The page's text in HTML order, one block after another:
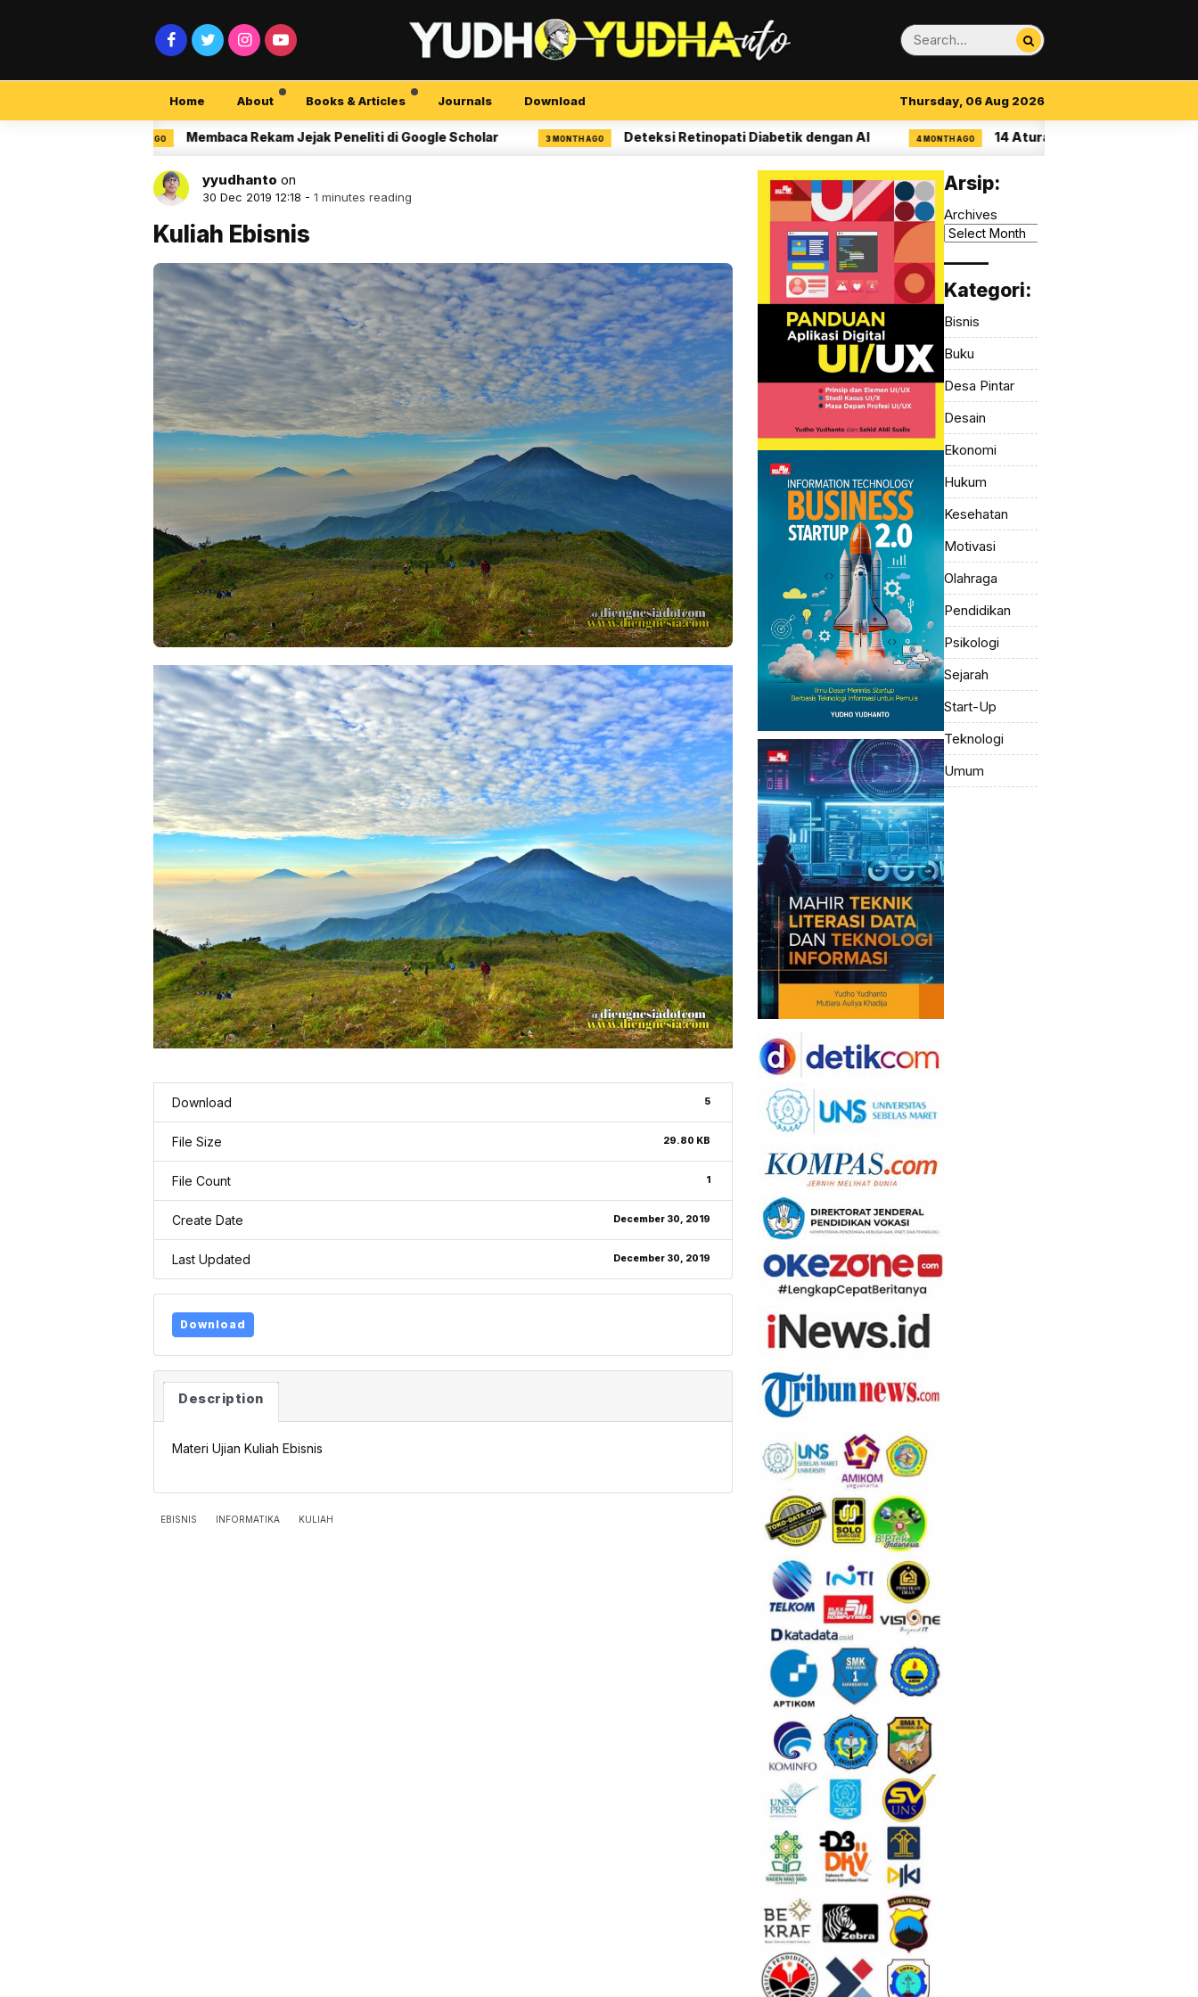
Home About Books & Articles Journals Download Thursday, 06 Aug 2026
Membaca Rekam Jejak Peneliti di Google Scholar 3 MONTH AGO Deteksi Retinopati Diabetik dengan AI 4 MONTH AGO 14 Aturan Visual Clarity dalam UI/UX
yyudhanto on
30 Dec 2019 12:18 - 1 minutes reading
Kuliah Ebisnis
Download 5
File Size 29.80 KB
File Count 1
Create Date December 30, 2019
Last Updated December 30, 2019
Download
Description
Materi Ujian Kuliah Ebisnis
EBISNIS INFORMATIKA KULIAH
Arsip:
Archives
Kategori:
Bisnis
Buku
Desa Pintar
Desain
Ekonomi
Hukum
Kesehatan
Motivasi
Olahraga
Pendidikan
Psikologi
Sejarah
Start-Up
Teknologi
Umum